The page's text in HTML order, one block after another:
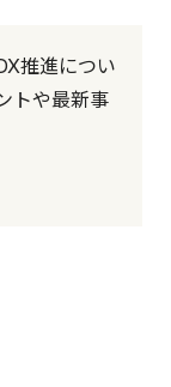
推進につい
トや最新事